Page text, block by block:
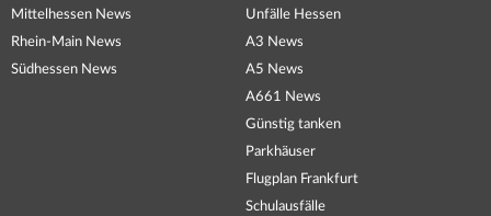
Mittelhessen News
Rhein-Main News
Südhessen News
Unfälle Hessen
A3 News
A5 News
A661 News
Günstig tanken
Parkhäuser
Flugplan Frankfurt
Schulausfälle